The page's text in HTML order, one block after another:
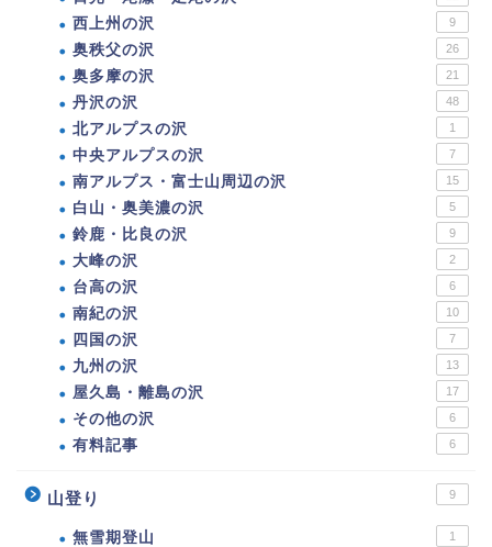
西上州の沢 9
奥秩父の沢 26
奥多摩の沢 21
丹沢の沢 48
北アルプスの沢 1
中央アルプスの沢 7
南アルプス・富士山周辺の沢 15
白山・奥美濃の沢 5
鈴鹿・比良の沢 9
大峰の沢 2
台高の沢 6
南紀の沢 10
四国の沢 7
九州の沢 13
屋久島・離島の沢 17
その他の沢 6
有料記事 6
山登り 9
無雪期登山 1